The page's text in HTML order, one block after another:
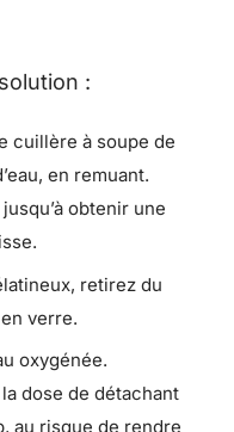
:
cuillère à soupe de
en remuant.
obtenir une
retirez du
verre.
oxygénée.
dose de détachant
au risque de rendre